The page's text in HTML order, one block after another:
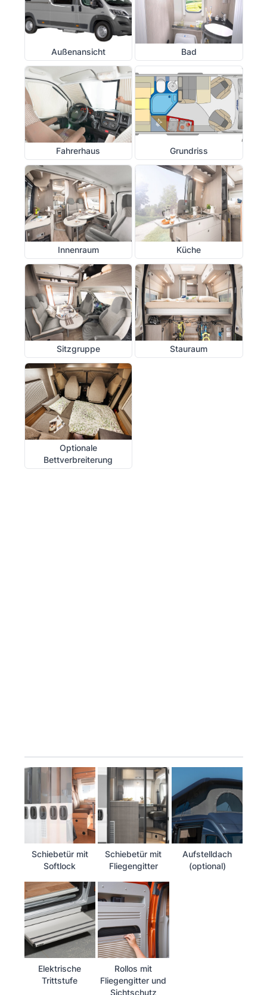
Außenansicht Bad
Fahrerhaus Grundriss
Innenraum Küche
Sitzgruppe Stauraum
Optionale
Bettverbreiterung
Schiebetür mit
Softlock
Schiebetür mit
Fliegengitter
Aufstelldach
(optional)
Elektrische
Trittstufe
Rollos mit
Fliegengitter und
Sichtschutz